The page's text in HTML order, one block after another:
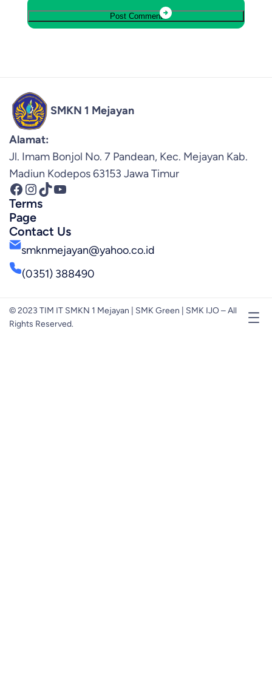
SMKN 1 Mejayan
Alamat:
Jl. Imam Bonjol No. 7 Pandean, Kec. Mejayan Kab.
Madiun Kodepos 63153 Jawa Timur
Facebook InstagramTikTok YouTube
Terms
Page
Contact Us
smknmejayan@yahoo.co.id
(0351) 388490
© 2023 TIM IT SMKN 1 Mejayan | SMK Green | SMK IJO – All
Rights Reserved.